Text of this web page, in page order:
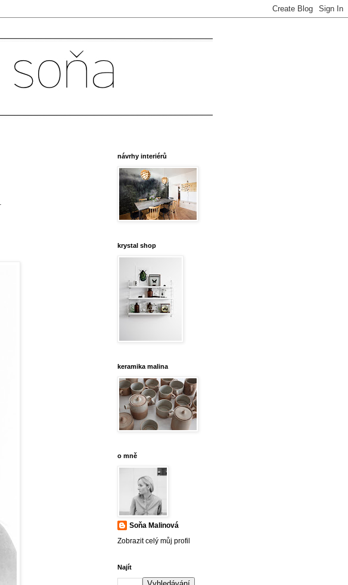
návrhy interiérů
krystal shop
keramika malina
o mně
Soňa Malinová
Zobrazit celý můj profil
Najít